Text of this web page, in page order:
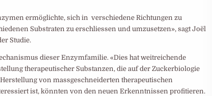
ermöglichte, sich in verschiedene Richtungen zu
Substraten zu erschliessen und umzusetzen», sagt Joël
Studie.
dieser Enzymfamilie. «Dies hat weitreichende
therapeutischer Substanzen, die auf der Zuckerbiologie
von massgeschneiderten therapeutischen
ist, könnten von den neuen Erkenntnissen profitieren.